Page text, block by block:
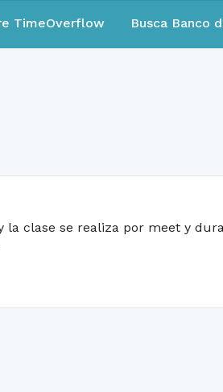
TimeOverflow Busca Banco
clase se realiza por meet y